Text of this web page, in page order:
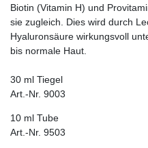
Biotin (Vitamin H) und
sie zugleich. Dies wird durch
Hyaluronsäure wirkungsvoll
bis normale Haut.
30 ml Tiegel
Art.-Nr. 9003
10 ml Tube
Art.-Nr. 9503